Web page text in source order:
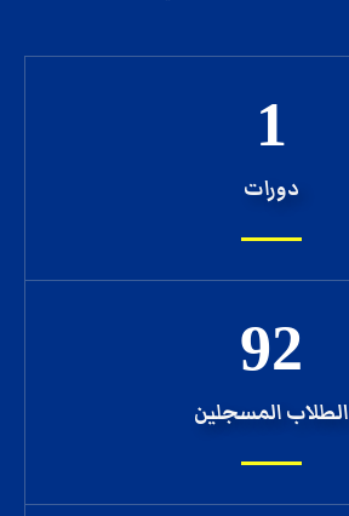
دورات
1
الطلاب المسجلين
92